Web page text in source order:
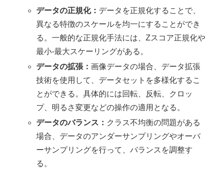
データの正規化： データを正規化することで、
異なる特徴のスケールを均一にすることができ
る。一般的な正規化手法には、Zスコア正規化や
最小-最大スケーリングがある。
データの拡張：画像データの場合、データ拡張
技術を使用して、データセットを多様化するこ
とができる。具体的には回転、反転、クロッ
プ、明るさ変更などの操作の適用となる。
データのバランス： クラス不均衡の問題がある
場合、データのアンダーサンプリングやオーバ
ーサンプリングを行って、バランスを調整す
る。